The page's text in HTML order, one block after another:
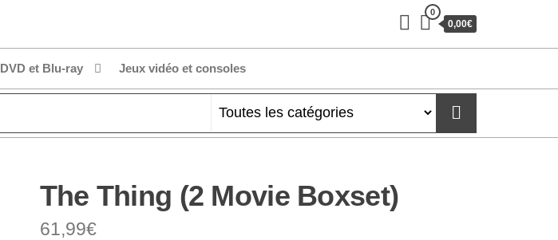
0
0,00€
DVD et Blu-ray Jeux vidéo et consoles
The Thing (2 Movie Boxset)
61,99€